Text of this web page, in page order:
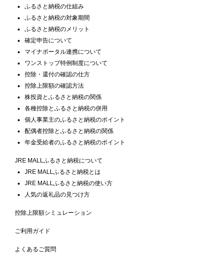
ふるさと納税の仕組み
ふるさと納税の対象期間
ふるさと納税のメリット
確定申告について
マイナポータル連携について
ワンストップ特例制度について
控除・還付の確認の仕方
控除上限額の確認方法
株投資とふるさと納税の関係
各種控除とふるさと納税の併用
個人事業主のふるさと納税のポイント
配偶者控除とふるさと納税の関係
年金受給者のふるさと納税のポイント
JRE MALLふるさと納税について
JRE MALLふるさと納税とは
JRE MALLふるさと納税の使い方
人気の返礼品の見つけ方
控除上限額シミュレーション
ご利用ガイド
よくあるご質問